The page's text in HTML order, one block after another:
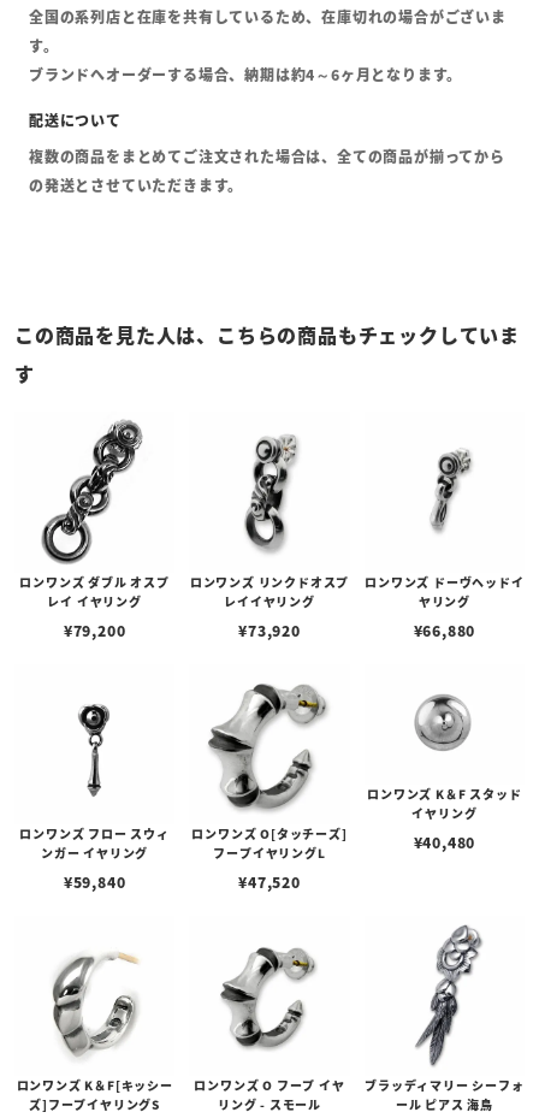
全国の系列店と在庫を共有しているため、在庫切れの場合がございま
す。
ブランドへオーダーする場合、納期は約4～6ヶ月となります。
複数の商品をまとめてご注文された場合は、全ての商品が揃ってから
の発送とさせていただきます。
この商品を見た人は、こちらの商品もチェックしていま
す
ロンワンズ ダブル オスプ
レイ イヤリング
¥79,200
ロンワンズ リンクドオスプ
レイイヤリング
¥73,920
ロンワンズ ドーヴヘッドイ
ヤリング
¥66,880
ロンワンズ フロー スウィ
ンガー イヤリング
¥59,840
ロンワンズ O[タッチーズ]
フープイヤリングL
¥47,520
ロンワンズ K＆F スタッド
イヤリング
¥40,480
ロンワンズ K＆F[キッシー
ズ]フープイヤリングS
ロンワンズ O フープ イヤ
リング - スモール
ブラッディマリー シーフォ
ール ピアス 海鳥